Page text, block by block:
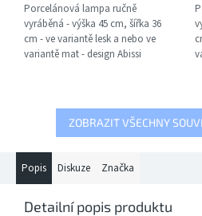
Porcelánová lampa ručně
vyráběná - výška 45 cm, šířka 36
cm - ve variantě lesk a nebo ve
variantě mat - design Abissi
ZOBRAZIT VŠECHNY
Popis Diskuze Značka
Detailní popis produktu